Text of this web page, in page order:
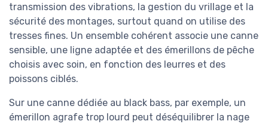
transmission des vibrations, la gestion du vrillage et la
sécurité des montages, surtout quand on utilise des
tresses fines. Un ensemble cohérent associe une canne
sensible, une ligne adaptée et des émerillons de pêche
choisis avec soin, en fonction des leurres et des
poissons ciblés.
Sur une canne dédiée au black bass, par exemple, un
émerillon agrafe trop lourd peut déséquilibrer la nage